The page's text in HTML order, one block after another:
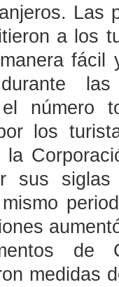
Las
a los
fácil
el número
los
la
sus
de
medidas